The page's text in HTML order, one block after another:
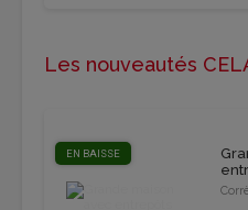
Les nouveautés
EN BAISSE